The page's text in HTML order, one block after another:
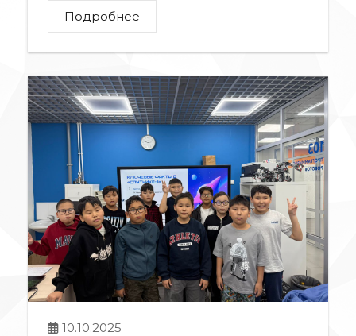
Подробнее
10.10.2025